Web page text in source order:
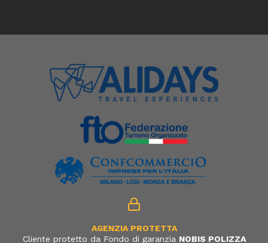
AGENZIA PROTETTA
Cliente protetto da Fondo di garanzia NOBIS POLIZZA